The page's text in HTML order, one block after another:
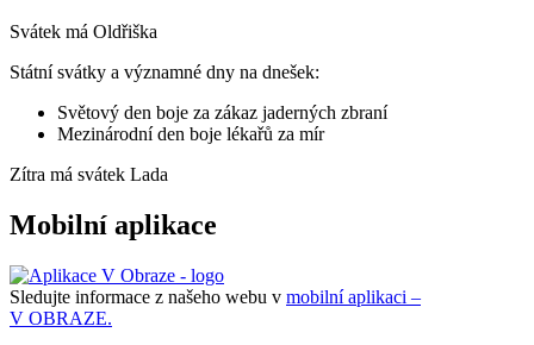
Svátek má Oldřiška
Státní svátky a významné dny na dnešek:
Světový den boje za zákaz jaderných zbraní
Mezinárodní den boje lékařů za mír
Zítra má svátek Lada
Mobilní aplikace
Sledujte informace z našeho webu v mobilní aplikaci –
V OBRAZE.